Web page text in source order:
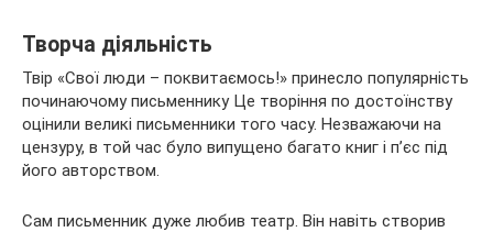
Творча діяльність
Твір «Свої люди – поквитаємось!» принесло популярність
починаючому письменнику Це творіння по достоїнству
оцінили великі письменники того часу. Незважаючи на
цензуру, в той час було випущено багато книг і п’єс під
його авторством.
Сам письменник дуже любив театр. Він навіть створив